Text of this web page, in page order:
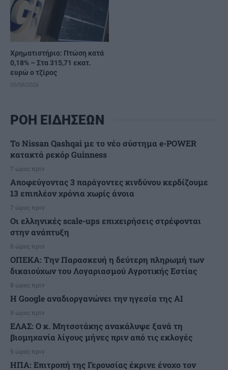
Χρηματιστήριο: Πτώση κατά
0,18% – Στα 315,71 εκατ.
ευρώ ο τζίρος
05/08/2026
ΡΟΗ ΕΙΔΗΣΕΩΝ
Το Nissan Qashqai με το νέο σύστημα e-POWER
κατακτά ρεκόρ Guinness
7 ώρες πριν
Αποφεύγοντας 3 παράγοντες κινδύνου κερδίζουμε
13 επιπλέον χρόνια χωρίς άνοια
7 ώρες πριν
Οι ελληνικές scale-ups επιχειρήσεις στρέφονται
στην ανάπτυξη
8 ώρες πριν
ΟΠΕΚΑ: Την Παρασκευή η δεύτερη πληρωμή των
δικαιούχων του Λογαριασμού Αγροτικής Εστίας
8 ώρες πριν
H Google αναδιοργανώνει την ηγεσία της AI
9 ώρες πριν
ΕΛΑΣ: Ο κ. Μητσοτάκης ανακάλυψε ξανά τη
βιομηχανία λίγους μήνες πριν από τις εκλογές
9 ώρες πριν
ΗΠΑ: Επιτροπή της Γερουσίας έκρινε ένοχο τον